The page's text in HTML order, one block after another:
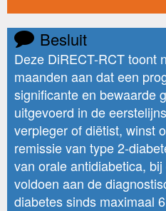
Besluit
Deze DiRECT-RCT toont
maanden aan dat een
significante en bewaarde
uitgevoerd in de
verpleger of diëtist, winst
remissie van type 2-
van orale antidiabetica,
voldoen aan de
diabetes sinds maximaal